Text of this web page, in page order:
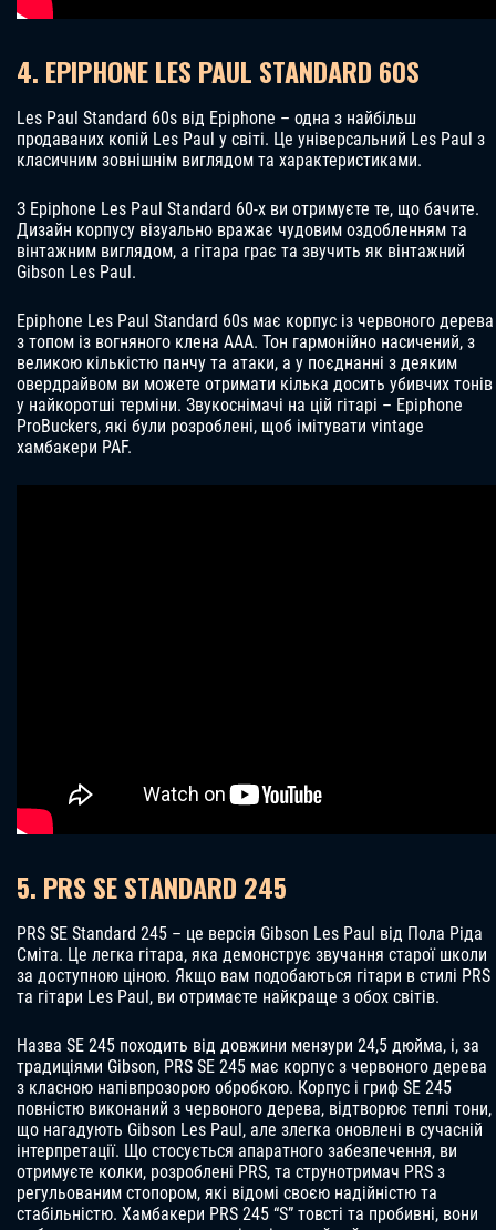
4. EPIPHONE LES PAUL STANDARD 60S
Les Paul Standard 60s від Epiphone – одна з найбільш
продаваних копій Les Paul у світі. Це універсальний Les Paul з
класичним зовнішнім виглядом та характеристиками.
З Epiphone Les Paul Standard 60-х ви отримуєте те, що бачите.
Дизайн корпусу візуально вражає чудовим оздобленням та
вінтажним виглядом, а гітара грає та звучить як вінтажний
Gibson Les Paul.
Epiphone Les Paul Standard 60s має корпус із червоного дерева
з топом із вогняного клена AAA. Тон гармонійно насичений, з
великою кількістю панчу та атаки, а у поєднанні з деяким
овердрайвом ви можете отримати кілька досить убивчих тонів
у найкоротші терміни. Звукоснімачі на цій гітарі – Epiphone
ProBuckers, які були розроблені, щоб імітувати vintage
хамбакери PAF.
5. PRS SE STANDARD 245
PRS SE Standard 245 – це версія Gibson Les Paul від Пола Ріда
Сміта. Це легка гітара, яка демонструє звучання старої школи
за доступною ціною. Якщо вам подобаються гітари в стилі PRS
та гітари Les Paul, ви отримаєте найкраще з обох світів.
Назва SE 245 походить від довжини мензури 24,5 дюйма, і, за
традиціями Gibson, PRS SE 245 має корпус з червоного дерева
з класною напівпрозорою обробкою. Корпус і гриф SE 245
повністю виконаний з червоного дерева, відтворює теплі тони,
що нагадують Gibson Les Paul, але злегка оновлені в сучасній
інтерпретації. Що стосується апаратного забезпечення, ви
отримуєте колки, розроблені PRS, та струнотримач PRS з
регульованим стопором, які відомі своєю надійністю та
стабільністю. Хамбакери PRS 245 “S” товсті та пробивні, вони